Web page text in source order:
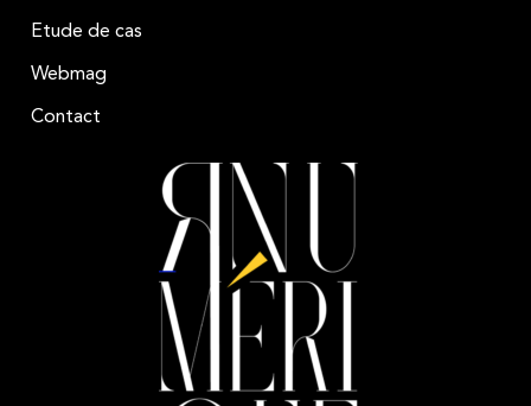
Etude de cas
Webmag
Contact